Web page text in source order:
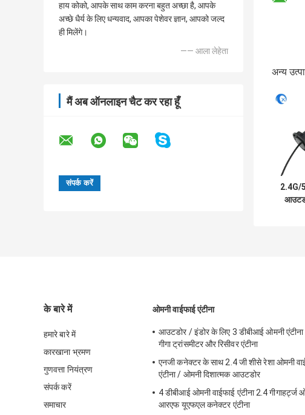
हाय कोको, आपके साथ काम करना बहुत अच्छा है, आपके
अच्छे धैर्य के लिए धन्यवाद, आपका पेशेवर ज्ञान, आपको जल्द
ही मिलेंगे।
—— आला लेहेता
मैं अब ऑनलाइन चैट कर रहा हूँ
अन्य
2.4G/
के बारे में
हमारे बारे में
कारखाना भ्रमण
गुणवत्ता नियंत्रण
संपर्क करें
समाचार
ओमनी वाईफाई एंटीना
आउटडोर / इंडोर के लिए 3 डीबीआई ओमनी
गीगा ट्रांसमीटर और रिसीवर एंटीना
एनजी कनेक्टर के साथ 2.4 जी शीसे रेशा ओमनी
एंटीना / ओमनी दिशात्मक आउटडोर
4 डीबीआई ओमनी वाईफाई एंटीना 2.4 गीगाहर्ट्ज
आरएफ यूएफएल कनेक्टर एंटीना